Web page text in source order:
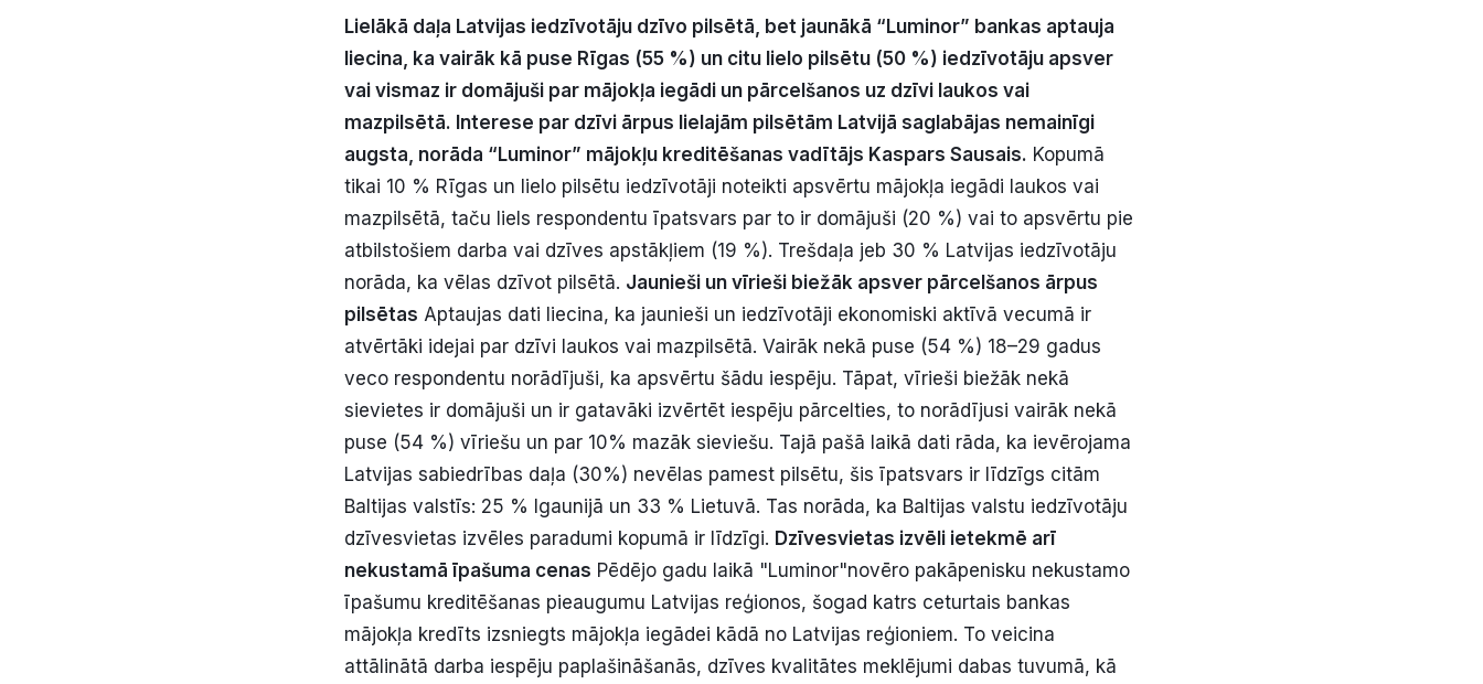
Lielākā daļa Latvijas iedzīvotāju dzīvo pilsētā, bet jaunākā “Luminor” bankas aptauja
liecina, ka vairāk kā puse Rīgas (55 %) un citu lielo pilsētu (50 %) iedzīvotāju apsver
vai vismaz ir domājuši par mājokļa iegādi un pārcelšanos uz dzīvi laukos vai
mazpilsētā. Interese par dzīvi ārpus lielajām pilsētām Latvijā saglabājas nemainīgi
augsta, norāda “Luminor” mājokļu kreditēšanas vadītājs Kaspars Sausais. Kopumā
tikai 10 % Rīgas un lielo pilsētu iedzīvotāji noteikti apsvērtu mājokļa iegādi laukos vai
mazpilsētā, taču liels respondentu īpatsvars par to ir domājuši (20 %) vai to apsvērtu pie
atbilstošiem darba vai dzīves apstākļiem (19 %). Trešdaļa jeb 30 % Latvijas iedzīvotāju
norāda, ka vēlas dzīvot pilsētā. Jaunieši un vīrieši biežāk apsver pārcelšanos ārpus
pilsētas Aptaujas dati liecina, ka jaunieši un iedzīvotāji ekonomiski aktīvā vecumā ir
atvērtāki idejai par dzīvi laukos vai mazpilsētā. Vairāk nekā puse (54 %) 18–29 gadus
veco respondentu norādījuši, ka apsvērtu šādu iespēju. Tāpat, vīrieši biežāk nekā
sievietes ir domājuši un ir gatavāki izvērtēt iespēju pārcelties, to norādījusi vairāk nekā
puse (54 %) vīriešu un par 10% mazāk sieviešu. Tajā pašā laikā dati rāda, ka ievērojama
Latvijas sabiedrības daļa (30%) nevēlas pamest pilsētu, šis īpatsvars ir līdzīgs citām
Baltijas valstīs: 25 % Igaunijā un 33 % Lietuvā. Tas norāda, ka Baltijas valstu iedzīvotāju
dzīvesvietas izvēles paradumi kopumā ir līdzīgi. Dzīvesvietas izvēli ietekmē arī
nekustamā īpašuma cenas Pēdējo gadu laikā "Luminor"novēro pakāpenisku nekustamo
īpašumu kreditēšanas pieaugumu Latvijas reģionos, šogad katrs ceturtais bankas
mājokļa kredīts izsniegts mājokļa iegādei kādā no Latvijas reģioniem. To veicina
attālinātā darba iespēju paplašināšanās, dzīves kvalitātes meklējumi dabas tuvumā, kā